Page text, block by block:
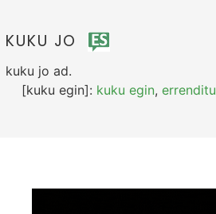
KUKU JO
kuku jo ad.
[kuku egin]: kuku egin, errenditu